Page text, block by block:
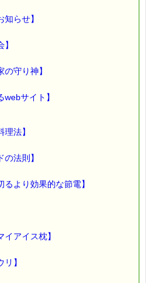
では利用できません m(_ _)m
書籍、セット商品は対象外で
特典です。
の予定です。
までです！！
キューセットが 21%～24% off
使えません）
らせ】
守り神】
サイト】
法】
法則】
より効果的な節電】
アイス枕】
】